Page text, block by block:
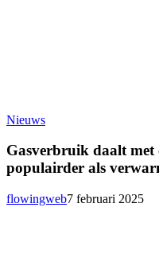
NieuwsGasverbruik
met
een
kwart:
steeds
Gasverbruik daalt met
populairder als
flowingweb7 februari 2025